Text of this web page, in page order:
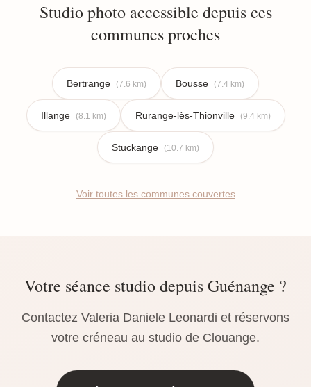
Studio photo accessible depuis ces
communes proches
Bertrange (7.6 km) Bousse (7.4 km)
Illange (8.1 km) Rurange-lès-Thionville (9.4 km)
Stuckange (10.7 km)
Voir toutes les communes couvertes
Votre séance studio depuis Guénange ?
Contactez Valeria Daniele Leonardi et réservons
votre créneau au studio de Clouange.